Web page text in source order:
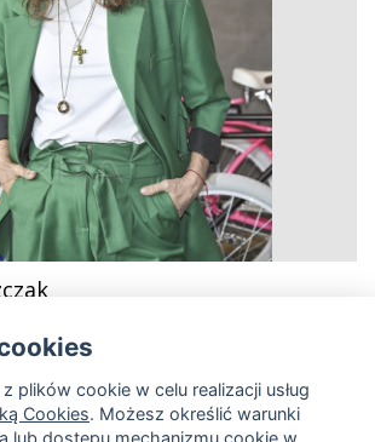
hi-res lo-res
plików cookie w celu realizacji usług
Cookies. Możesz określić warunki
lub dostępu mechanizmu cookie w